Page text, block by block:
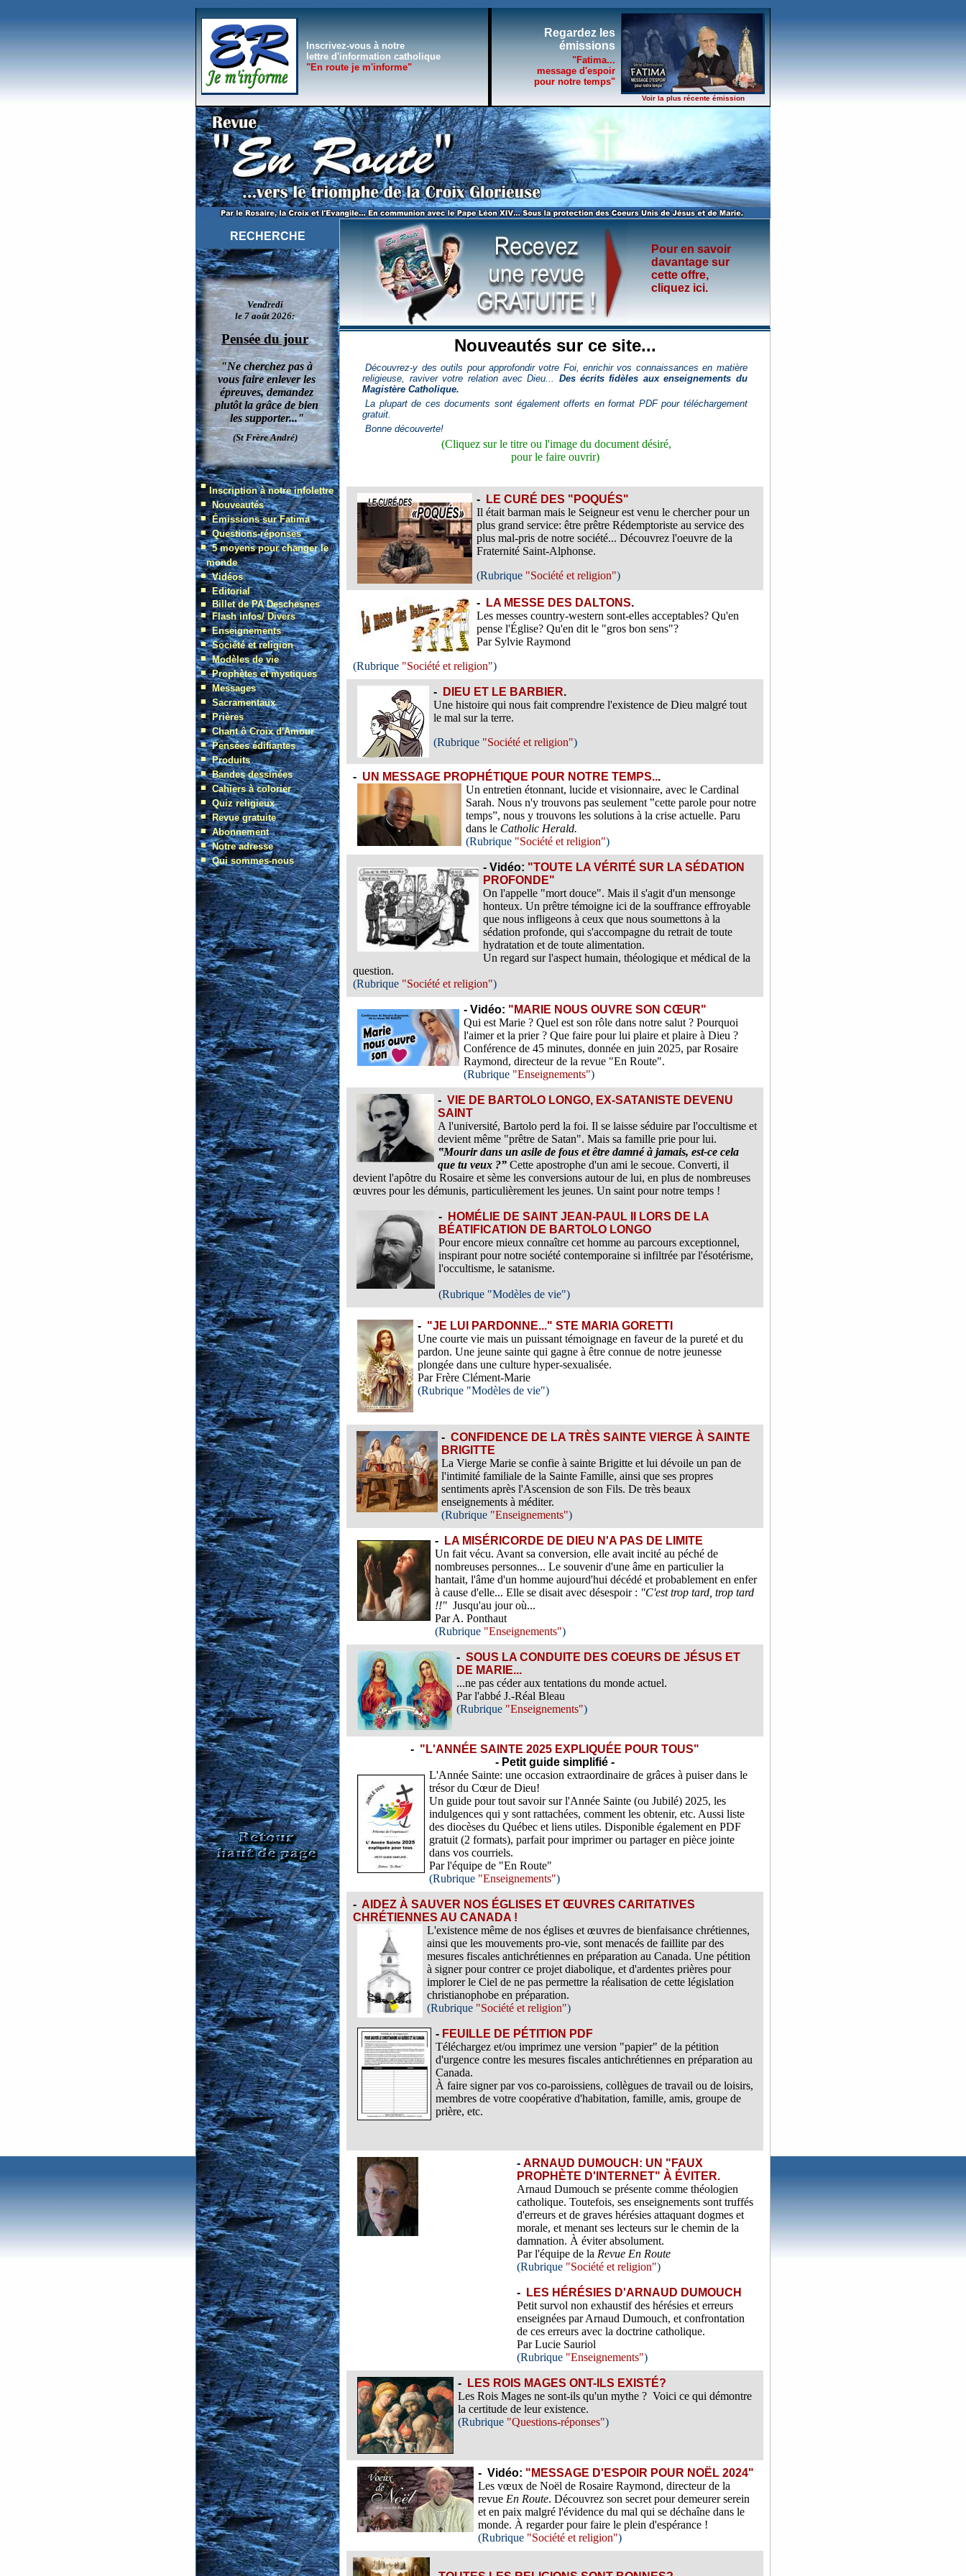
Inscrivez-vous à notre
lettre d'information catholique
"En route je m'informe"
Regardez les
émissions
"Fatima...
message d'espoir
pour notre temps"
Voir la plus récente émission
RECHERCHE
Pour en savoir
davantage sur
cette offre,
cliquez ici.
Nouveautés sur ce site...
Découvrez-y des outils pour approfondir votre Foi, enrichir vos connaissances en matière
religieuse, raviver votre relation avec Dieu... Des écrits fidèles aux enseignements du
Magistère Catholique.
La plupart de ces documents sont également offerts en format PDF pour téléchargement
gratuit.
Bonne découverte!
(Cliquez sur le titre ou l'image du document désiré,
pour le faire ouvrir)
-
LE CURÉ DES "POQUÉS"
Il était barman mais le Seigneur est venu le chercher pour un
plus grand service: être prêtre Rédemptoriste au service des
plus mal-pris de notre société... Découvrez l'oeuvre de la
Fraternité Saint-Alphonse.
(Rubrique "Société et religion")
- LA MESSE DES DALTONS.
Les messes country-western sont-elles acceptables? Qu'en
pense l'Église? Qu'en dit le "gros bon sens"?
Par Sylvie Raymond
(Rubrique "Société et religion")
- DIEU ET LE BARBIER.
Une histoire qui nous fait comprendre l'existence de Dieu malgré tout
le mal sur la terre.
(Rubrique "Société et religion")
- UN MESSAGE PROPHÉTIQUE POUR NOTRE TEMPS...
Un entretien étonnant, lucide et visionnaire, avec le Cardinal
Sarah. Nous n'y trouvons pas seulement ‟cette parole pour notre
temps”, nous y trouvons les solutions à la crise actuelle. Paru
dans le Catholic Herald.
(Rubrique "Société et religion")
- Vidéo: "TOUTE LA VÉRITÉ SUR LA SÉDATION
PROFONDE"
On l'appelle "mort douce". Mais il s'agit d'un mensonge
honteux. Un prêtre témoigne ici de la souffrance effroyable
que nous infligeons à ceux que nous soumettons à la
sédation profonde, qui s'accompagne du retrait de toute
hydratation et de toute alimentation.
Un regard sur l'aspect humain, théologique et médical de la
question.
(Rubrique "Société et religion")
- Vidéo: "MARIE NOUS OUVRE SON CŒUR"
Qui est Marie ? Quel est son rôle dans notre salut ? Pourquoi
l'aimer et la prier ? Que faire pour lui plaire et plaire à Dieu ?
Conférence de 45 minutes, donnée en juin 2025, par Rosaire
Raymond, directeur de la revue "En Route".
(Rubrique "Enseignements")
- VIE DE BARTOLO LONGO, EX-SATANISTE DEVENU
SAINT
A l'université, Bartolo perd la foi. Il se laisse séduire par l'occultisme et
devient même "prêtre de Satan". Mais sa famille prie pour lui.
‟Mourir dans un asile de fous et être damné à jamais, est-ce cela
que tu veux ?” Cette apostrophe d'un ami le secoue. Converti, il
devient l'apôtre du Rosaire et sème les conversions autour de lui, en plus de nombreuses
œuvres pour les démunis, particulièrement les jeunes. Un saint pour notre temps !
-
HOMÉLIE DE SAINT JEAN-PAUL II LORS DE LA
BÉATIFICATION DE BARTOLO LONGO
Pour encore mieux connaître cet homme au parcours exceptionnel,
inspirant pour notre société contemporaine si infiltrée par l'ésotérisme,
l'occultisme, le satanisme.
(Rubrique "Modèles de vie")
- "JE LUI PARDONNE..." STE MARIA GORETTI
Une courte vie mais un puissant témoignage en faveur de la pureté et du
pardon. Une jeune sainte qui gagne à être connue de notre jeunesse
plongée dans une culture hyper-sexualisée.
Par Frère Clément-Marie
(Rubrique "Modèles de vie")
- CONFIDENCE DE LA TRÈS SAINTE VIERGE À SAINTE
BRIGITTE
La Vierge Marie se confie à sainte Brigitte et lui dévoile un pan de
l'intimité familiale de la Sainte Famille, ainsi que ses propres
sentiments après l'Ascension de son Fils. De très beaux
enseignements à méditer.
(Rubrique "Enseignements")
-
LA MISÉRICORDE DE DIEU N'A PAS DE LIMITE
Un fait vécu. Avant sa conversion, elle avait incité au péché de
nombreuses personnes... Le souvenir d'une âme en particulier la
hantait, l'âme d'un homme aujourd'hui décédé et probablement en enfer
à cause d'elle... Elle se disait avec désespoir : "C'est trop tard, trop tard
!!" Jusqu'au jour où...
Par A. Ponthaut
(Rubrique "Enseignements")
- SOUS LA CONDUITE DES COEURS DE J ÉSUS ET
DE MARIE...
...ne pas céder aux tentations du monde actuel.
Par l'abbé J.-Réal Bleau
(Rubrique "Enseignements")
- "L'ANNÉE SAINTE 2025 EXPLIQUÉE POUR TOUS"
- Petit guide simplifié -
L'Année Sainte: une occasion extraordinaire de grâces à puiser dans le
trésor du Cœur de Dieu!
Un guide pour tout savoir sur l'Année Sainte (ou Jubilé) 2025, les
indulgences qui y sont rattachées, comment les obtenir, etc. Aussi liste
des diocèses du Québec et liens utiles. Disponible également en PDF
gratuit (2 formats), parfait pour imprimer ou partager en pièce jointe
dans vos courriels.
Par l'équipe de "En Route"
(Rubrique "Enseignements")
- AIDEZ À SAUVER NOS ÉGLISES ET ŒUVRES CARITATIVES
CHRÉTIENNES AU CANADA !
L'existence même de nos églises et œuvres de bienfaisance chrétiennes,
ainsi que les mouvements pro-vie, sont menacés de faillite par des
mesures fiscales antichrétiennes en préparation au Canada. Une pétition
à signer pour contrer ce projet diabolique, et d'ardentes prières pour
implorer le Ciel de ne pas permettre la réalisation de cette législation
christianophobe en préparation.
(Rubrique "Société et religion")
- FEUILLE DE PÉTITION PDF
Téléchargez et/ou imprimez une version "papier" de la pétition
d'urgence contre les mesures fiscales antichrétiennes en préparation au
Canada.
À faire signer par vos co-paroissiens, collègues de travail ou de loisirs,
membres de votre coopérative d'habitation, famille, amis, groupe de
prière, etc.
- ARNAUD DUMOUCH: UN "FAUX
PROPHÈTE D'INTERNET" À ÉVITER.
Arnaud Dumouch se présente comme théologien
catholique. Toutefois, ses enseignements sont truffés
d'erreurs et de graves hérésies attaquant dogmes et
morale, et menant ses lecteurs sur le chemin de la
damnation. À éviter absolument.
Par l'équipe de la Revue En Route
(Rubrique "Société et religion")
-
LES HÉRÉSIES D'ARNAUD DUMOUCH
Petit survol non exhaustif des hérésies et erreurs
enseignées par Arnaud Dumouch, et confrontation
de ces erreurs avec la doctrine catholique.
Par Lucie Sauriol
(Rubrique "Enseignements")
-
LES ROIS MAGES ONT-ILS EXISTÉ?
Les Rois Mages ne sont-ils qu'un mythe ? Voici ce qui démontre
la certitude de leur existence.
(Rubrique "Questions-réponses")
- Vidéo: "MESSAGE D'ESPOIR POUR NOËL 2024"
Les vœux de Noël de Rosaire Raymond, directeur de la
revue En Route. Découvrez son secret pour demeurer serein
et en paix malgré l'évidence du mal qui se déchaîne dans le
monde. À regarder pour faire le plein d'espérance !
(Rubrique "Société et religion")